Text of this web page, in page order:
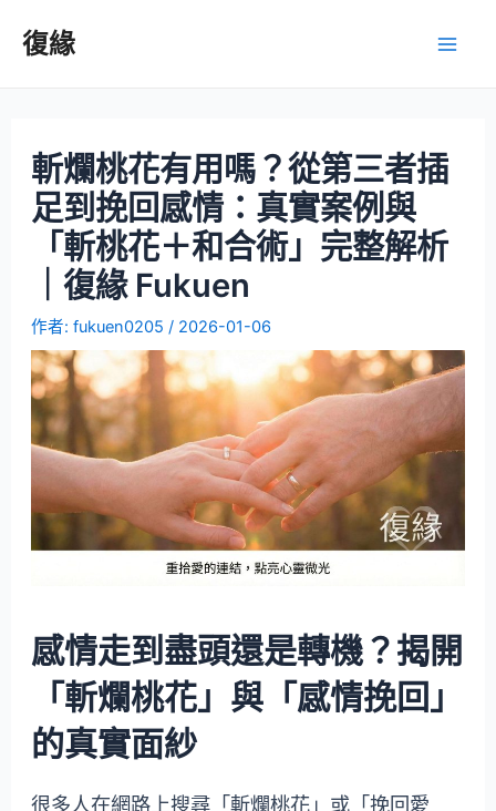
復緣
斬爛桃花有用嗎？從第三者插
足到挽回感情：真實案例與
「斬桃花＋和合術」完整解析
｜復緣 Fukuen
作者:fukuen0205 / 2026-01-06
感情走到盡頭還是轉機？揭開
「斬爛桃花」與「感情挽回」
的真實面紗
很多人在網路上搜尋「斬爛桃花」或「挽回愛